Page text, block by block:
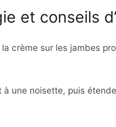
et conseils
crème sur les jambes
une noisette, puis